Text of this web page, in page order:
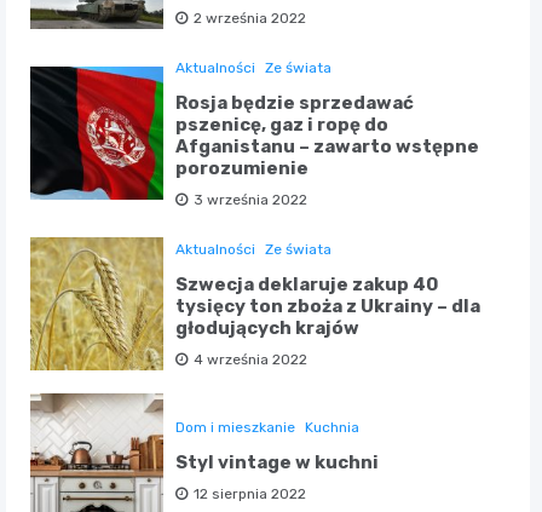
2 września 2022
Aktualności Ze świata
Rosja będzie sprzedawać
pszenicę, gaz i ropę do
Afganistanu – zawarto wstępne
porozumienie
3 września 2022
Aktualności Ze świata
Szwecja deklaruje zakup 40
tysięcy ton zboża z Ukrainy – dla
głodujących krajów
4 września 2022
Dom i mieszkanie Kuchnia
Styl vintage w kuchni
12 sierpnia 2022